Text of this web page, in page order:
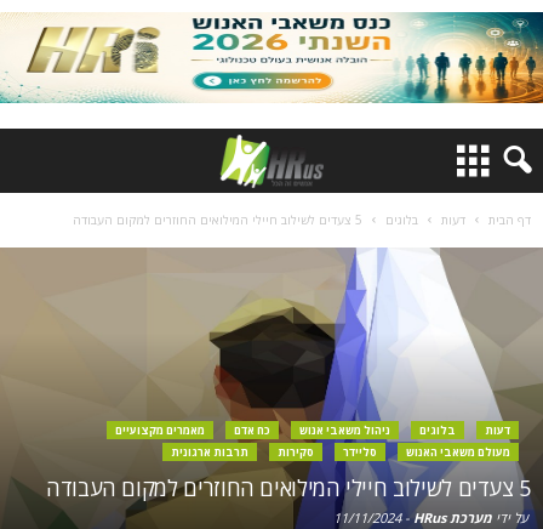
דף הבית דעות בלוגים 5 צעדים לשילוב חיילי המילואים החוזרים למקום העבודה
דעות בלוגים ניהול משאבי אנוש כח אדם
מאמרים מקצועיים
מעולם משאבי האנוש
סליידר סקירות תרבות ארגונית
5 צעדים לשילוב חיילי המילואים החוזרים למקום העבודה
על ידי מערכת HRus -
11/11/2024